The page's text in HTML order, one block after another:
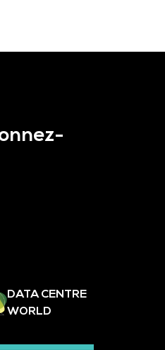
DATA CENTRE
WORLD